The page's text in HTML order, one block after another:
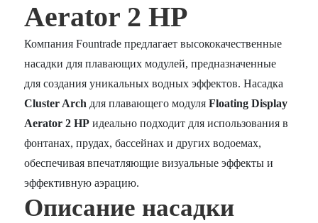
Aerator 2 HP
Компания Fountrade предлагает высококачественные
насадки для плавающих модулей, предназначенные
для создания уникальных водных эффектов. Насадка
Cluster Arch для плавающего модуляFloating Display
Aerator 2 HP идеально подходит для использования в
фонтанах, прудах, бассейнах и других водоемах,
обеспечивая впечатляющие визуальные эффекты и
эффективную аэрацию.
Описание насадки